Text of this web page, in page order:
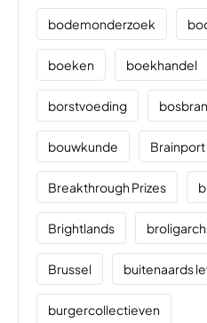
bodemonderzoek
boeken boekhandel
borstvoeding
bouwkunde Brainport
Breakthrough Prizes
Brightlands
Brussel buitenaards
burgercollectieven